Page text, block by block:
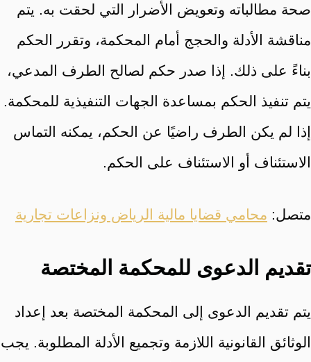
صحة مطالباته وتعويض الأضرار التي لحقت به. يتم
مناقشة الأدلة والحجج أمام المحكمة، وتقرر الحكم
بناءً على ذلك. إذا صدر حكم لصالح الطرف المدعي،
يتم تنفيذ الحكم بمساعدة الجهات التنفيذية للمحكمة.
إذا لم يكن الطرف راضيًا عن الحكم، يمكنه التماس
الاستئناف أو الاستئناف على الحكم.
متصل: محامي قضايا مالية الرياض ونزاعات تجارية
تقديم الدعوى للمحكمة المختصة
يتم تقديم الدعوى إلى المحكمة المختصة بعد إعداد
الوثائق القانونية اللازمة وتجميع الأدلة المطلوبة. يجب